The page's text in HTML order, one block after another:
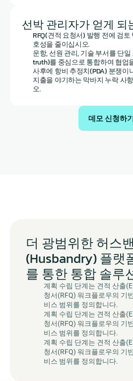
선박 관리자가 얻게 되
RFQ(견적 요청서) 발행 전에 검
호성을 줄이십시오.
운항, 선원 관리, 기술 부서를 단
truth)를 중심으로 통합하여 협업
사후에 항비 추정치(PDA) 분쟁이
지출을 야기하는 막바지 누락 사
오.
데모 신청하
더 광범위한 허스
(Husbandry) 플랫
를 통한 통합 솔루
계획 수립 단계는 견적 산출
청서(RFQ) 워크플로우의 기
비스 범위를 정의합니다.
계획 수립 단계는 견적 산출
청서(RFQ) 워크플로우의 기
비스 범위를 정의합니다.
계획 수립 단계는 견적 산출
청서(RFQ) 워크플로우의 기
비스 범위를 정의합니다.